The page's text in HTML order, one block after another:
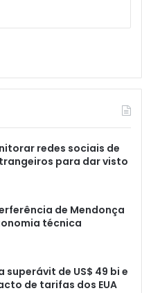
redes sociais de
para dar visto
de Mendonça
técnica
superávit de US$ 49 bi e
de tarifas dos EUA